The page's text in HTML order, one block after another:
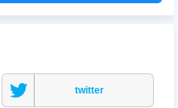
twitter